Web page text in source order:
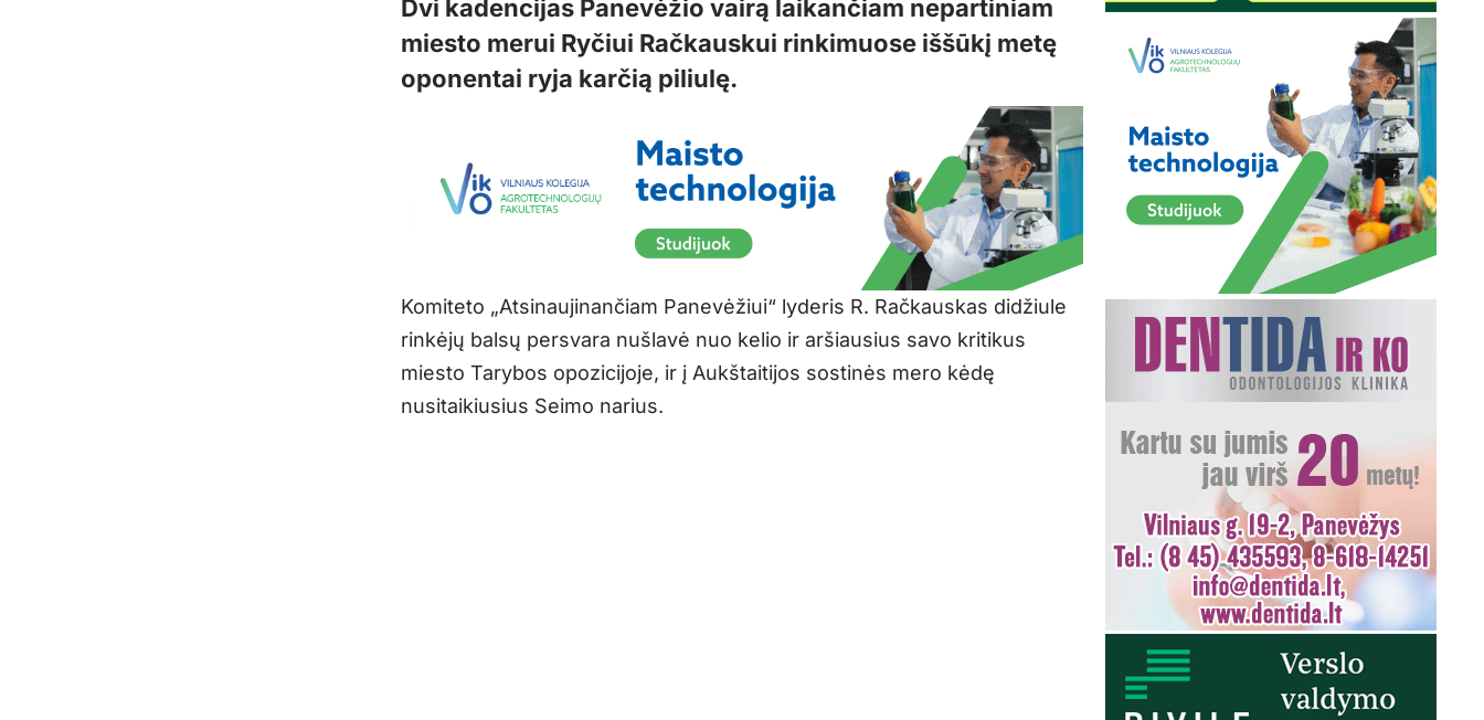
Dvi kadencijas Panevėžio vairą laikančiam nepartiniam
miesto merui Ryčiui Račkauskui rinkimuose iššūkį metę
oponentai ryja karčią piliulę.
Komiteto „Atsinaujinančiam Panevėžiui“ lyderis R. Račkauskas didžiule
rinkėjų balsų persvara nušlavė nuo kelio ir aršiausius savo kritikus
miesto Tarybos opozicijoje, ir į Aukštaitijos sostinės mero kėdę
nusitaikiusius Seimo narius.